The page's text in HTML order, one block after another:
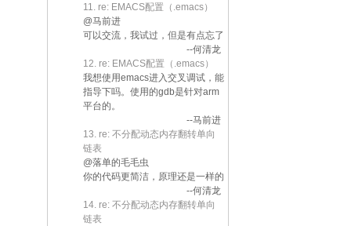
11. re: EMACS配置（.emacs）
@马前进
可以交流，我试过，但是有点忘了
--何清龙
12. re: EMACS配置（.emacs）
我想使用emacs进入交叉调试，能
指导下吗。使用的gdb是针对arm
平台的。
--马前进
13. re: 不分配动态内存翻转单向
链表
@落单的毛毛虫
你的代码更简洁，原理还是一样的
--何清龙
14. re: 不分配动态内存翻转单向
链表